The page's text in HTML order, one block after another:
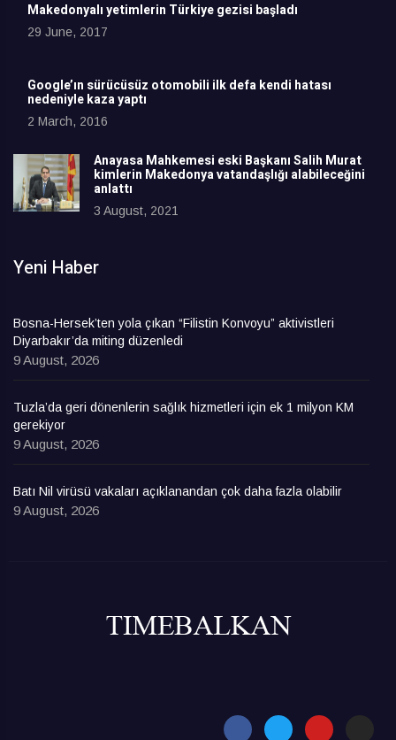
Makedonyalı yetimlerin Türkiye gezisi başladı
29 June, 2017
Google’ın sürücüsüz otomobili ilk defa kendi hatası
nedeniyle kaza yaptı
2 March, 2016
Anayasa Mahkemesi eski Başkanı Salih Murat
kimlerin Makedonya vatandaşlığı alabileceğini
anlattı
3 August, 2021
Yeni Haber
Bosna-Hersek’ten yola çıkan “Filistin Konvoyu” aktivistleri
Diyarbakır’da miting düzenledi
9 August, 2026
Tuzla’da geri dönenlerin sağlık hizmetleri için ek 1 milyon KM
gerekiyor
9 August, 2026
Batı Nil virüsü vakaları açıklanandan çok daha fazla olabilir
9 August, 2026